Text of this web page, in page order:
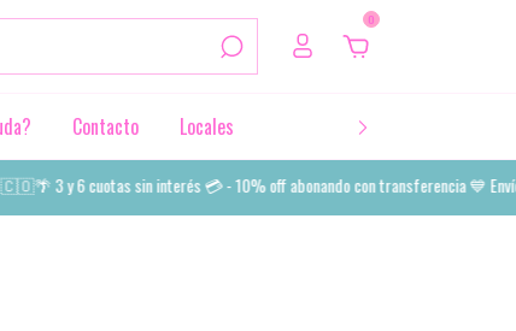
0
Contacto Locales
3 y 6 cuotas sin interés 💳 - 10% off abonando con transferencia 💙 Envíos a